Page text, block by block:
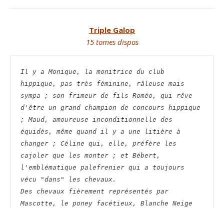
Triple Galop
15 tomes dispos
Il y a Monique, la monitrice du club
hippique, pas très féminine, râleuse mais
sympa ; son frimeur de fils Roméo, qui rêve
d'être un grand champion de concours hippique
; Maud, amoureuse inconditionnelle des
équidés, même quand il y a une litière à
changer ; Céline qui, elle, préfère les
cajoler que les monter ; et Bébert,
l'emblématique palefrenier qui a toujours
vécu "dans" les chevaux.
Des chevaux fièrement représentés par
Mascotte, le poney facétieux, Blanche Neige